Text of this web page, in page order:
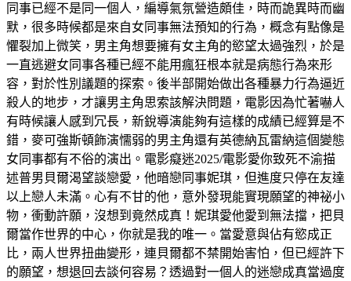
同事已經不是同一個人，編導氣氛營造頗佳，時而詭異時而幽
默，很多時候都是來自女同事無法預知的行為，概念有點像是
懼裂加上微笑，男主角想要擁有女主角的慾望太過強烈，於是
一直逃避女同事各種已經不能用瘋狂根本就是病態行為來形
容，對於性別議題的探索。後半部開始做出各種暴力行為逼近
殺人的地步，才讓男主角思索該解決問題，電影因為忙著嚇人
有時候讓人感到冗長，新銳導演能夠有這樣的成績已經算是不
錯，麥可強斯頓飾演懦弱的男主角還有英德納瓦雷納這個變態
女同事都有不俗的演出。電影癡迷2025/電影愛你致死不渝描
述普男貝爾渴望談戀愛，他暗戀同事妮琪，但進度只停在友達
以上戀人未滿。心有不甘的他，意外發現能實現願望的神祕小
物，衝動許願，沒想到竟然成真！妮琪愛他愛到無法擋，把貝
爾當作世界的中心，你就是我的唯一。當愛意與佔有慾成正
比，兩人世界扭曲變形，連貝爾都不禁開始害怕，但已經許下
的願望，想退回去談何容易？透過對一個人的迷戀成真當過度